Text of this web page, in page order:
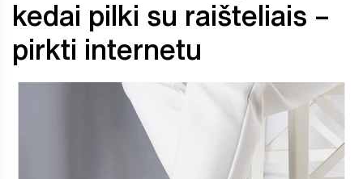
kedai pilki su raišteliais –
pirkti internetu